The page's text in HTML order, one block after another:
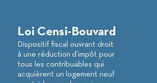
Loi Censi-Bouvard
Dispositif fiscal ouvrant droit
à une réduction d’impôt pour
tous les contribuables qui
acquièrent un logement neuf